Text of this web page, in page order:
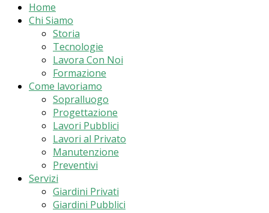
Home
Chi Siamo
Storia
Tecnologie
Lavora Con Noi
Formazione
Come lavoriamo
Sopralluogo
Progettazione
Lavori Pubblici
Lavori al Privato
Manutenzione
Preventivi
Servizi
Giardini Privati
Giardini Pubblici